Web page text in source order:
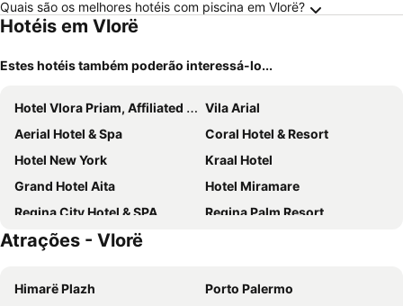
Quais são os melhores hotéis com piscina em Vlorë?
Hotéis em Vlorë
Estes hotéis também poderão interessá-lo...
Hotel Vlora Priam, Affiliated by Meliá
Vila Arial
Aerial Hotel & Spa
Coral Hotel & Resort
Hotel New York
Kraal Hotel
Grand Hotel Aita
Hotel Miramare
Regina City Hotel & SPA
Regina Palm Resort
Marina Premium Hotel
Hotel Primavera
Hotel Garden
Atrações - Vlorë
Himarë Plazh
Porto Palermo